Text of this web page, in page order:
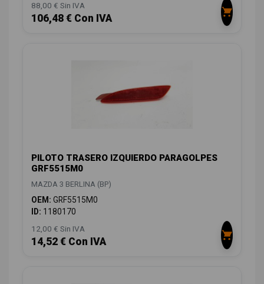
88,00 € Sin IVA
106,48 € Con IVA
PILOTO TRASERO IZQUIERDO PARAGOLPES
GRF5515M0
MAZDA 3 BERLINA (BP)
OEM: GRF5515M0
ID: 1180170
12,00 € Sin IVA
14,52 € Con IVA